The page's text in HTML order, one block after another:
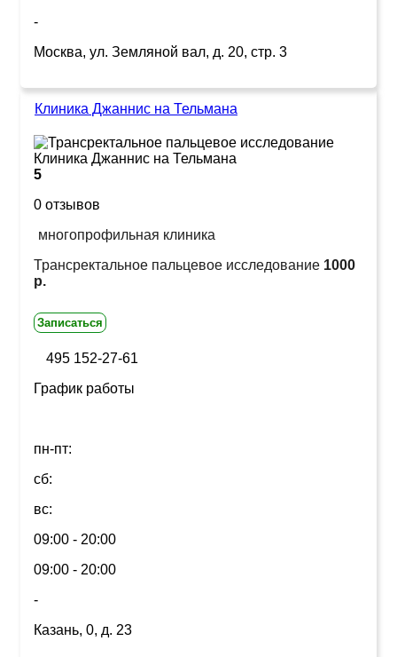
-
Москва, ул. Земляной вал, д. 20, стр. 3
Клиника Джаннис на Тельмана
5
0 отзывов
многопрофильная клиника
Трансректальное пальцевое исследование 1000
р.
Записаться
495 152-27-61
График работы
пн-пт:
сб:
вс:
09:00 - 20:00
09:00 - 20:00
-
Казань, 0, д. 23